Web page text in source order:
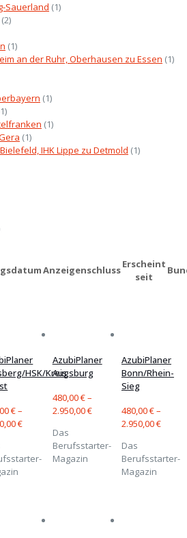
Sauerland (1)
(2)
(1)
an der Ruhr, Oberhausen zu Essen (1)
(1)
(1)
(1)
IHK Lippe zu Detmold (1)
AnzeigenschlussErscheint
seit
HSK/Kreis
€–
€
AzubiPlaner
Augsburg
480,00€–
2.950,00€
Das
Berufsstarter-
Magazin
AzubiPlaner
Bonn/Rhein-
Sieg
480,00€–
2.950,00€
Das
Berufsstarter-
Magazin